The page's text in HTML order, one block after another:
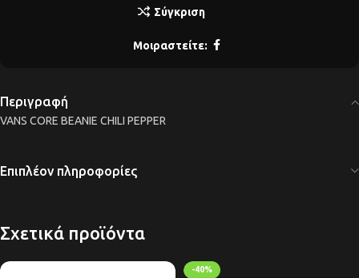
Σύγκριση
Μοιραστείτε:
Περιγραφή
VANS CORE BEANIE CHILI PEPPER
Επιπλέον πληροφορίες
Σχετικά προϊόντα
-40%